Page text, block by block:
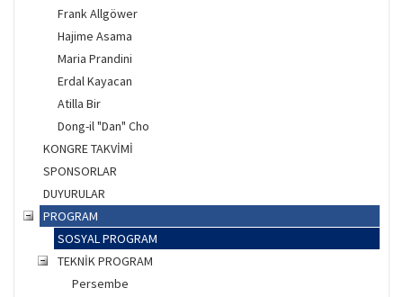
Frank Allgöwer
Hajime Asama
Maria Prandini
Erdal Kayacan
Atilla Bir
Dong-il "Dan" Cho
KONGRE TAKVİMİ
SPONSORLAR
DUYURULAR
PROGRAM
SOSYAL PROGRAM
TEKNİK PROGRAM
Persembe